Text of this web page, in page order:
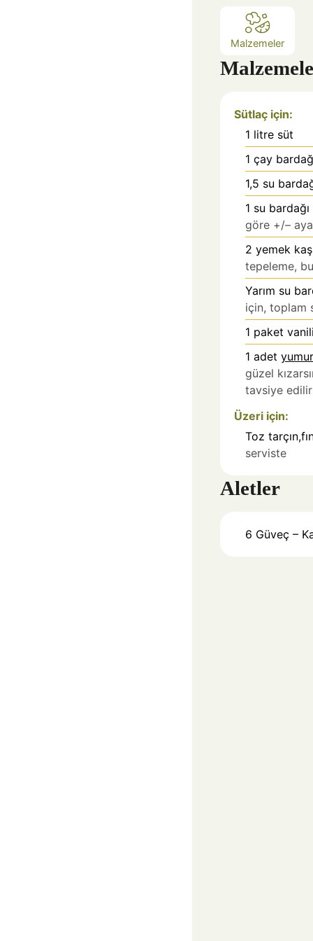
Malzemeler
Sütlaç için:
1 litre süt
1 çay
1,5 su
1 su
göre +/–
2 yemek
tepeleme,
Yarım su
için, toplam
1 paket
1 adet
güzel
tavsiye edilir
Üzeri için:
Toz
serviste
Aletler
6 Güveç –